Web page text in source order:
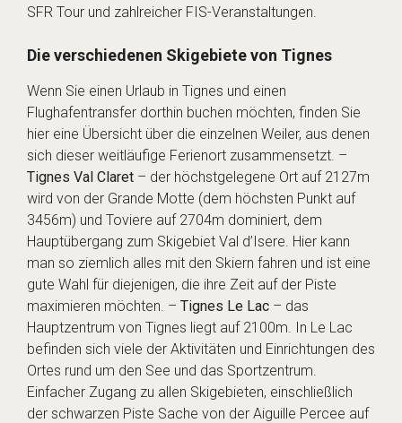
SFR Tour und zahlreicher FIS-Veranstaltungen.
Die verschiedenen Skigebiete von Tignes
Wenn Sie einen Urlaub in Tignes und einen
Flughafentransfer dorthin buchen möchten, finden Sie
hier eine Übersicht über die einzelnen Weiler, aus denen
sich dieser weitläufige Ferienort zusammensetzt. –
Tignes Val Claret – der höchstgelegene Ort auf 2127m
wird von der Grande Motte (dem höchsten Punkt auf
3456m) und Toviere auf 2704m dominiert, dem
Hauptübergang zum Skigebiet Val d’Isere. Hier kann
man so ziemlich alles mit den Skiern fahren und ist eine
gute Wahl für diejenigen, die ihre Zeit auf der Piste
maximieren möchten. – Tignes Le Lac – das
Hauptzentrum von Tignes liegt auf 2100m. In Le Lac
befinden sich viele der Aktivitäten und Einrichtungen des
Ortes rund um den See und das Sportzentrum.
Einfacher Zugang zu allen Skigebieten, einschließlich
der schwarzen Piste Sache von der Aiguille Percee auf